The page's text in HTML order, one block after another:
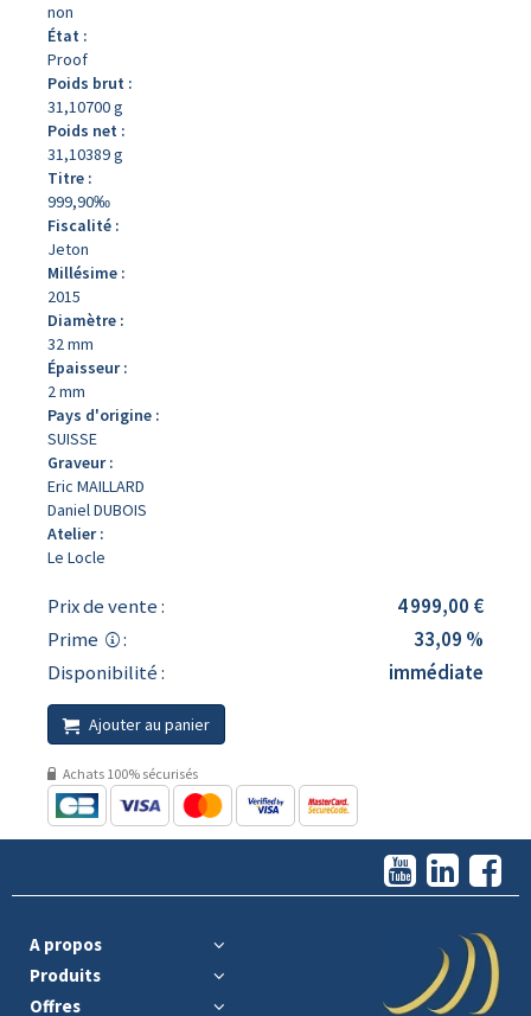
non
État :
Proof
Poids brut :
31,10700 g
Poids net :
31,10389 g
Titre :
999,90‰
Fiscalité :
Jeton
Millésime :
2015
Diamètre :
32 mm
Épaisseur :
2 mm
Pays d'origine :
SUISSE
Graveur :
Eric MAILLARD
Daniel DUBOIS
Atelier :
Le Locle
Prix de vente :
4 999,00 €
Prime
:
33,09 %
Disponibilité :
immédiate
Ajouter au panier
Achats 100% sécurisés
A propos
Produits
Offres